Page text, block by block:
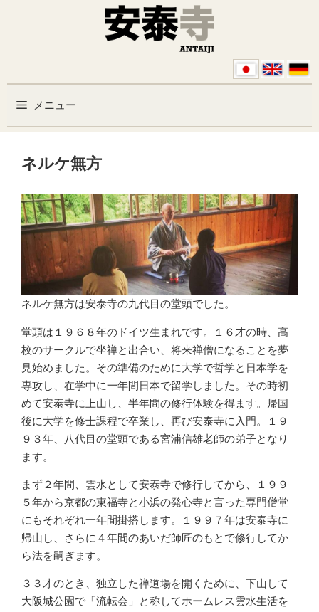
コンテンツへスキップ
メニュー
ネルケ無方
ネルケ無方は安泰寺の九代目の堂頭でした。
堂頭は１９６８年のドイツ生まれです。１６才の時、高
校のサークルで坐禅と出合い、将来禅僧になることを夢
見始めました。その準備のために大学で哲学と日本学を
専攻し、在学中に一年間日本で留学しました。その時初
めて安泰寺に上山し、半年間の修行体験を得ます。帰国
後に大学を修士課程で卒業し、再び安泰寺に入門。１９
９３年、八代目の堂頭である宮浦信雄老師の弟子となり
ます。
まず２年間、雲水として安泰寺で修行してから、１９９
５年から京都の東福寺と小浜の発心寺と言った専門僧堂
にもそれぞれ一年間掛搭します。１９９７年は安泰寺に
帰山し、さらに４年間のあいだ師匠のもとで修行してか
ら法を嗣ぎます。
３３才のとき、独立した禅道場を開くために、下山して
大阪城公園で「流転会」と称してホームレス雲水生活を